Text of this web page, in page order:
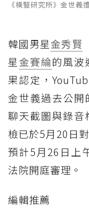
《橫豎研究所》金世義
韓國男星金秀賢
星 金賽綸的風波
果認定，
金世義過去公開
聊天截圖與錄音
檢已於5月20日
預計5月26日上
法院開庭審理。
編輯推薦